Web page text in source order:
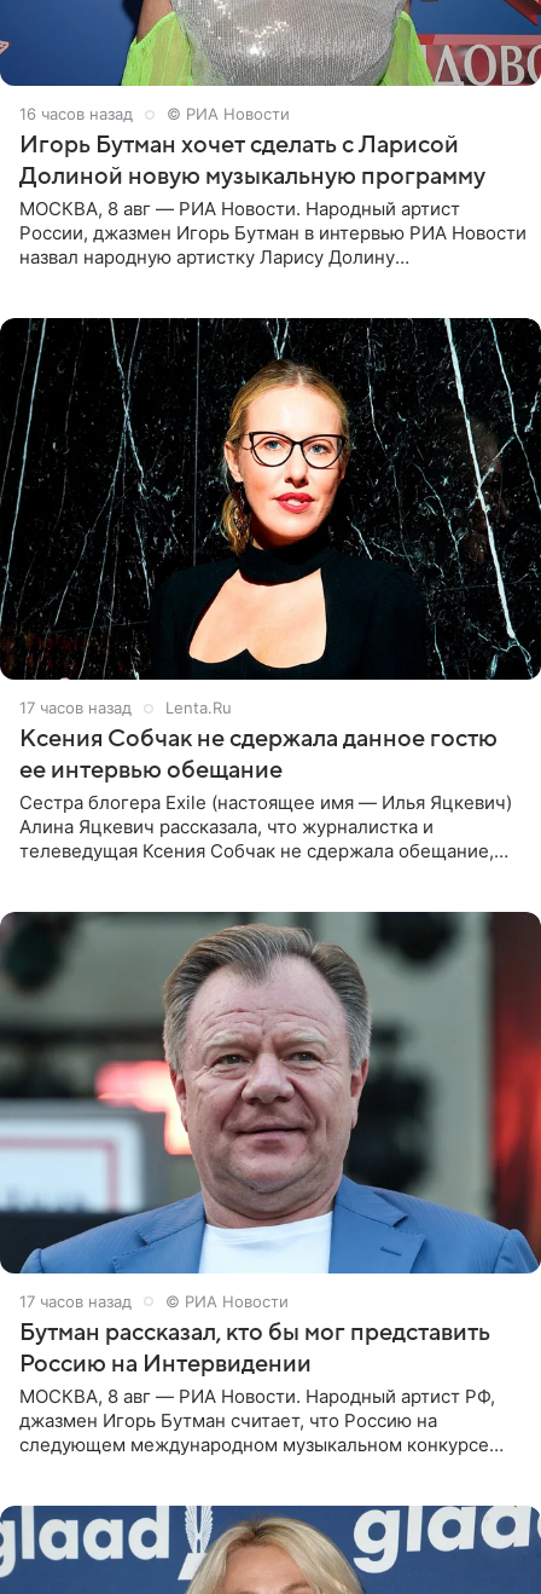
16 часов назад © РИА Новости
Игорь Бутман хочет сделать с Ларисой
Долиной новую музыкальную программу
МОСКВА, 8 авг — РИА Новости. Народный артист
России, джазмен Игорь Бутман в интервью РИА Новости
назвал народную артистку Ларису Долину
17 часов назад Lenta.Ru
Ксения Собчак не сдержала данное гостю
ее интервью обещание
Сестра блогера Exile (настоящее имя — Илья Яцкевич)
Алина Яцкевич рассказала, что журналистка и
телеведущая Ксения Собчак не сдержала обещание,
17 часов назад © РИА Новости
Бутман рассказал, кто бы мог представить
Россию на Интервидении
МОСКВА, 8 авг — РИА Новости. Народный артист РФ,
джазмен Игорь Бутман считает, что Россию на
следующем международном музыкальном конкурсе